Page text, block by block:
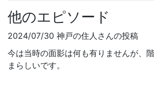
他のエピソード
2024/07/30 神戸の住人さんの投稿
今は当時の面影は何も有りませんが、
まらしいです。